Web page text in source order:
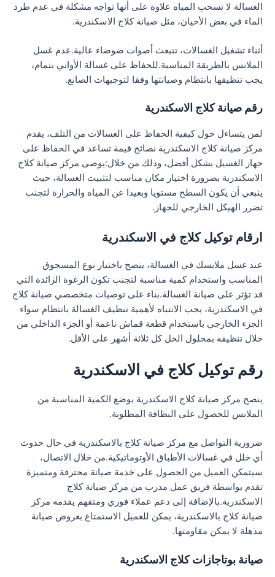
الغسالة لا تسحب المياه علاوة على أنها تواجه مشكلة في عدم طرد
الماء في بعض الأحيان، مثل صيانة كلاج الاسكندرية.
أثناء تشغيل الغسالات، تنبعث أصوات ضوضاء عالية.عدم غسل
الملابس بالطريقة المناسبة.للحفاظ على غسالة الأواني بتمام،
يجب تنظيفها بانتظام وصيانتها وفقا لتوجيهات الصانع.
رقم صيانة كلاج الاسكندرية
لمن يتساءل حول كيفية الحفاظ على الغسالات من التلف، يقدم
مركز صيانة كلاج الاسكندرية نصائح قيمة تساعد في الحفاظ على
جهاز الغسيل بشكل أفضل، وذلك من خلال:يوصى مركز صيانة كلاج
الاسكندرية بضرورة اختيار مكان مناسب لتثبيت الغسالة، حيث
ينبغي أن يكون السطح مستويا وبعيدا عن المياه والحرارة لتجنب
تضرر الهيكل الخارجي للجهاز.
ارقام توكيل كلاج في الاسكندرية
عند غسل ملابسك في الغسالة، ينصح باختيار نوع المسحوق
المناسب واستخدام كمية مناسبة لتجنب تكون الرغوة الزائدة التي
قد تؤثر على صيانة الغسالة.بناء على توصيات متخصصي صيانة كلاج
في الاسكندرية، يجب الانتباه لأهمية تنظيف الغسالة بانتظام سواء
الجزء الخارجي باستخدام قطعة قماش ناعمة أو الجزء الداخلي من
خلال تنظيفه بمحلول الخل كل ثلاثة أشهر على الأقل.
رقم توكيل كلاج في الاسكندرية
ينصح مركز صيانة كلاج الاسكندرية بوضع الكمية المناسبة من
الملابس للحصول على النظافة المطلوبة.
ضرورية التواصل مع مركز صيانة كلاج بالاسكندرية في حال حدوث
أي خلل في غسالات الأطباق الأوتوماتيكية.من خلال الاتصال،
سيتمكن العميل من الحصول على خدمة صيانة محترفة ومتميزة
تقدم بواسطة فريق عمل مدرب من مركز صيانة كلاج
الاسكندرية.بالإضافة إلى دعم عملاء فوري ومتفهم يقدمه مركز
صيانة كلاج بالاسكندرية، يمكن للعميل الاستمتاع بعروض صيانة
مذهلة لا يمكن مقاومتها.
صيانة بوتاجازات كلاج الاسكندرية